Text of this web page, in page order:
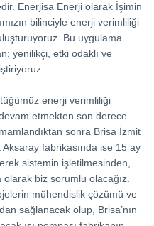
Enerjisa Enerji olarak İşimin
bilinciyle enerji verimliliği
Bu uygulama
yenilikçi, etki odaklı ve
enerji verimliliği
etmekten son derece
sonra Brisa İzmit
fabrikasında ise 15 ay
sistemin işletilmesinden,
biz sorumlu olacağız.
mühendislik çözümü ve
sağlanacak olup, Brisa’nın